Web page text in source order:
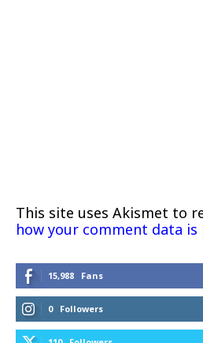
This site uses Akismet to
how your comment data is
15,988 Fans
0 Followers